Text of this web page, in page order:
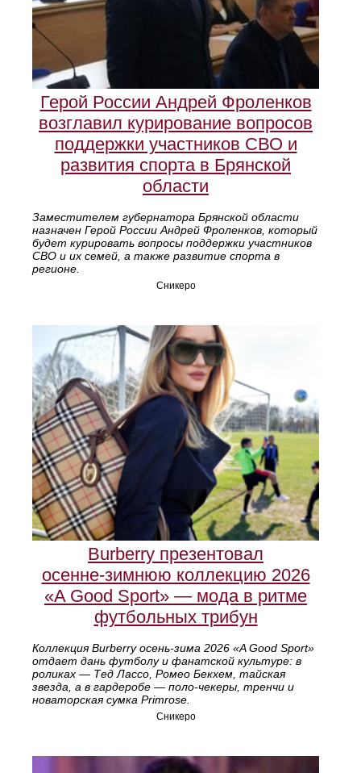
Герой России Андрей Фроленков
возглавил курирование вопросов
поддержки участников СВО и
развития спорта в Брянской
области
Заместителем губернатора Брянской области
назначен Герой России Андрей Фроленков, который
будет курировать вопросы поддержки участников
СВО и их семей, а также развитие спорта в
регионе.
Сникеро
Burberry презентовал
осенне‑зимнюю коллекцию 2026
«A Good Sport» — мода в ритме
футбольных трибун
Коллекция Burberry осень‑зима 2026 «A Good Sport»
отдает дань футболу и фанатской культуре: в
роликах — Тед Лассо, Ромео Бекхем, тайская
звезда, а в гардеробе — поло‑чекеры, тренчи и
новаторская сумка Primrose.
Сникеро